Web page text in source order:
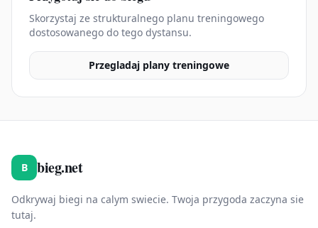
Skorzystaj ze strukturalnego planu treningowego
dostosowanego do tego dystansu.
Przegladaj plany treningowe
B bieg.net
Odkrywaj biegi na calym swiecie. Twoja przygoda zaczyna sie
tutaj.